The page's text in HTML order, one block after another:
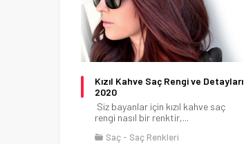
Kızıl Kahve Saç Rengi ve Detayları
2020
Siz bayanlar için kızıl kahve saç
rengi nasıl bir renktir,...
Saç
Saç Renkleri